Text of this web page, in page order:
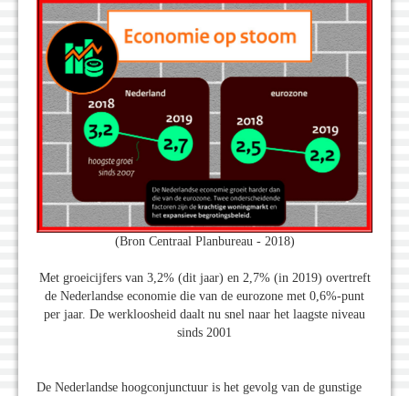
(Bron Centraal Planbureau - 2018)
Met groeicijfers van 3,2% (dit jaar) en 2,7% (in 2019) overtreft
de Nederlandse economie die van de eurozone met 0,6%-punt
per jaar. De werkloosheid daalt nu snel naar het laagste niveau
sinds 2001
De Nederlandse hoogconjunctuur is het gevolg van de gunstige